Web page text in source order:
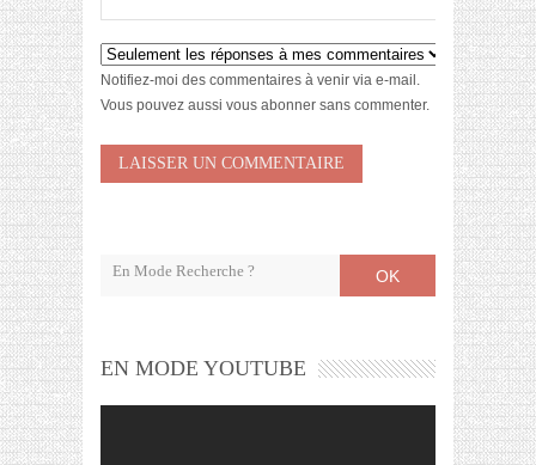
Notifiez-moi des commentaires à venir via e-mail.
Vous pouvez aussi vous abonner sans commenter.
OK
EN MODE YOUTUBE